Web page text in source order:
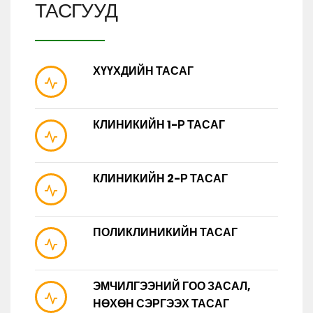
ТАСГУУД
ХҮҮХДИЙН ТАСАГ
КЛИНИКИЙН 1-Р ТАСАГ
КЛИНИКИЙН 2-Р ТАСАГ
ПОЛИКЛИНИКИЙН ТАСАГ
ЭМЧИЛГЭЭНИЙ ГОО ЗАСАЛ,
НӨХӨН СЭРГЭЭХ ТАСАГ